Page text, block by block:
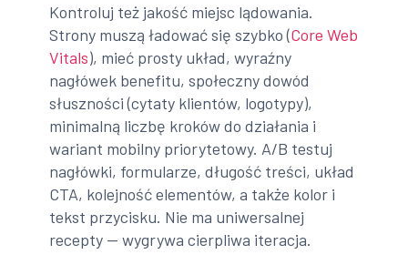
Kontroluj też jakość miejsc lądowania.
Strony muszą ładować się szybko (Core Web
Vitals), mieć prosty układ, wyraźny
nagłówek benefitu, społeczny dowód
słuszności (cytaty klientów, logotypy),
minimalną liczbę kroków do działania i
wariant mobilny priorytetowy. A/B testuj
nagłówki, formularze, długość treści, układ
CTA, kolejność elementów, a także kolor i
tekst przycisku. Nie ma uniwersalnej
recepty — wygrywa cierpliwa iteracja.